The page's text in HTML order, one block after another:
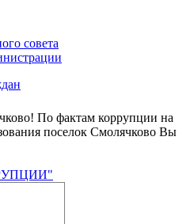
совета
По фактам коррупции на
поселок Смолячково Вы